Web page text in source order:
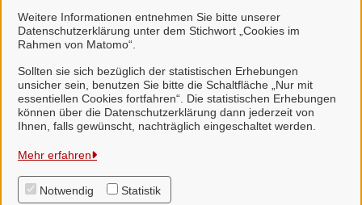
Weitere Informationen entnehmen Sie bitte unserer
Datenschutzerklärung unter dem Stichwort „Cookies im
Rahmen von Matomo“.
Sollten sie sich bezüglich der statistischen Erhebungen
unsicher sein, benutzen Sie bitte die Schaltfläche „Nur mit
essentiellen Cookies fortfahren“. Die statistischen Erhebungen
können über die Datenschutzerklärung dann jederzeit von
Ihnen, falls gewünscht, nachträglich eingeschaltet werden.
Mehr erfahren
Notwendig Statistik
Weitere Informationen zur BundID finden Sie auf der
Samtgemeinde Suderburg
Alle Rechte vorbehalten